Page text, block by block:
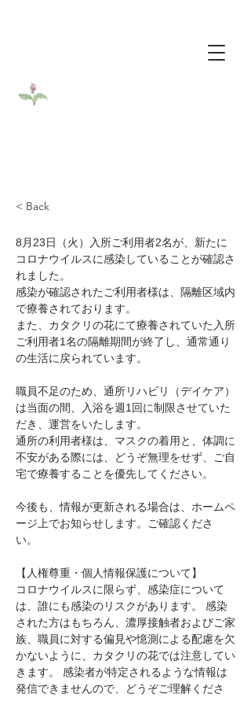
< Back
8月23日（火）入所ご利用者2名が、新たに
コロナウイルスに感染していることが確認さ
れました。
感染が確認されたご利用者様は、隔離区域内
で療養されております。
また、カタクリの花にて療養されていた入所
ご利用者1名の隔離期間が終了し、通常通り
の生活に戻られています。
職員不足のため、通所リハビリ（デイケア）
は当面の間、入浴を週1回に制限させていた
だき、運営をいたします。
通所の利用者様は、マスクの着用と、体調に
不安がある際には、どうぞ無理をせず、ご自
宅で療養することを優先してください。
今後も、情報が更新される場合は、ホームペ
ージ上でお知らせします。ご確認くださ
い。
【人権尊重・個人情報保護について】
コロナウイルスに限らず、感染症について
は、誰にも感染のリスクがあります。 感染
された方はもちろん、濃厚接触者およびご家
族、職員に対する偏見や憶測による配慮を欠
かないように、カタクリの花では注意してい
きます。 感染者が特定されるような情報は
発信できませんので、どうぞご理解くださ